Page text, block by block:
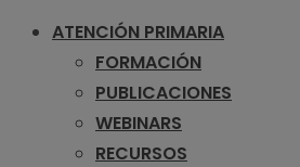
ATENCIÓN PRIMARIA
FORMACIÓN
PUBLICACIONES
WEBINARS
RECURSOS